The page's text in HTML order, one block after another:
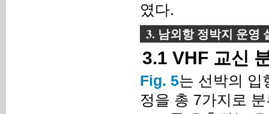
였다.
3. 남외항 정박지 운영
3.1 VHF 교신
Fig. 5는 선박의 입
정을 총 7가지로